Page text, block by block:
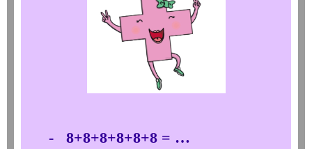
- 8+8+8+8+8+8 = …